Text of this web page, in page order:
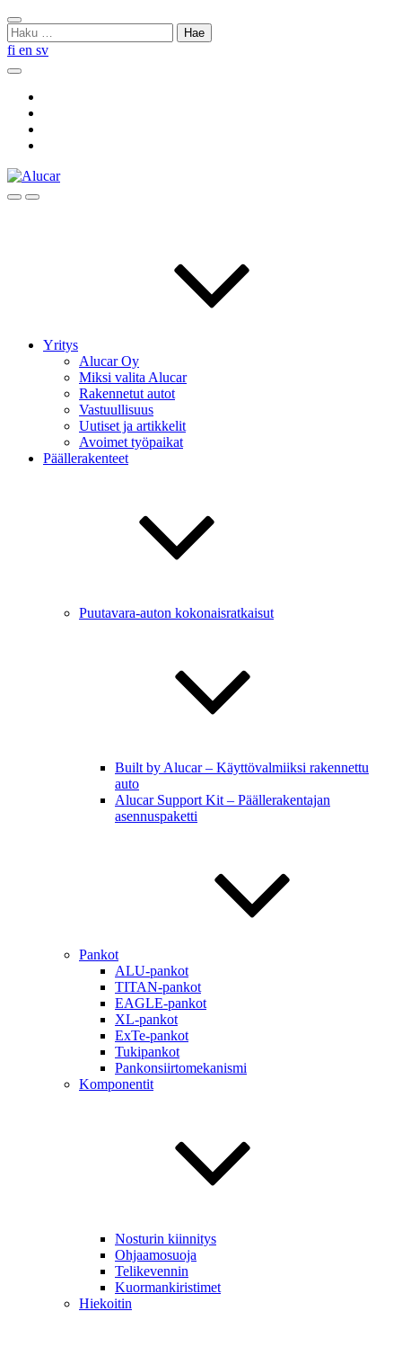
Skip
to
content
Sulje
haku
Haku:
fi en sv
Hae
HaeMenu
Yritys
Alucar Oy
Miksi valita Alucar
Rakennetut autot
Vastuullisuus
Uutiset ja artikkelit
Avoimet työpaikat
Päällerakenteet
Puutavara-auton kokonaisratkaisut
Built by Alucar – Käyttövalmiiksi rakennettu
auto
Alucar Support Kit – Päällerakentajan
asennuspaketti
Pankot
ALU-pankot
TITAN-pankot
EAGLE-pankot
XL-pankot
ExTe-pankot
Tukipankot
Pankonsiirtomekanismi
Komponentit
Nosturin kiinnitys
Ohjaamosuoja
Telikevennin
Kuormankiristimet
Hiekoitin